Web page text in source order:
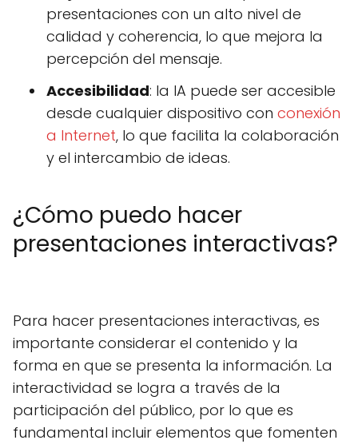
presentaciones con un alto nivel de
calidad y coherencia, lo que mejora la
percepción del mensaje.
Accesibilidad: la IA puede ser accesible
desde cualquier dispositivo con conexión
a Internet, lo que facilita la colaboración
y el intercambio de ideas.
¿Cómo puedo hacer
presentaciones interactivas?
Para hacer presentaciones interactivas, es
importante considerar el contenido y la
forma en que se presenta la información. La
interactividad se logra a través de la
participación del público, por lo que es
fundamental incluir elementos que fomenten